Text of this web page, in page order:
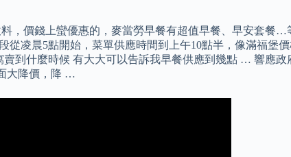
，價錢上蠻優惠的，麥當勞早餐有超值早餐、早安套餐
凌晨5點開始，菜單供應時間到上午10點半，像滿福堡
到什麼時候 有大大可以告訴我早餐供應到幾點 … 響應政
大降價，降 …